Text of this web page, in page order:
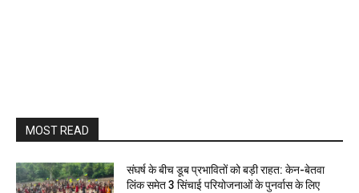
MOST READ
संघर्ष के बीच डूब प्रभावितों को बड़ी राहत: केन-बेतवा
लिंक समेत 3 सिंचाई परियोजनाओं के पुनर्वास के लिए